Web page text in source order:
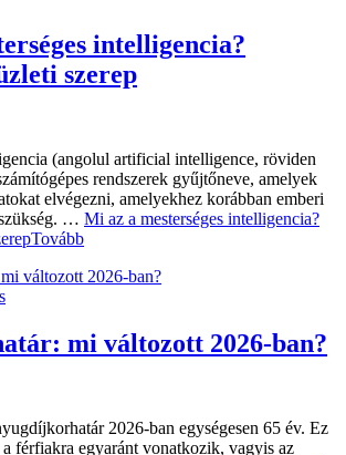
intelligencia?
szerep
(angolul artificial intelligence, röviden
rendszerek gyűjtőneve, amelyek
elvégezni, amelyekhez korábban emberi
… Mi az a mesterséges intelligencia?
Tovább
mi változott 2026-ban?
2026-ban egységesen 65 év. Ez
a férfiakra egyaránt vonatkozik, vagyis az